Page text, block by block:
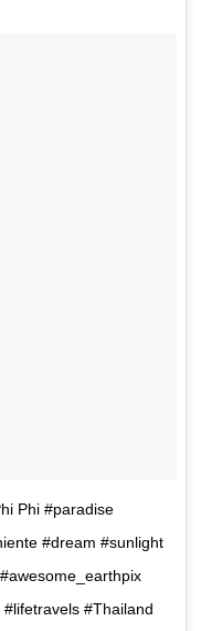
Phi #paradise
#dream #sunlight
#Thailand